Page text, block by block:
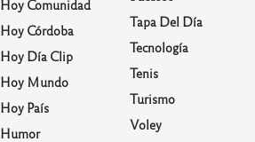
Hoy Comunidad
Hoy Córdoba
Hoy Día Clip
Hoy Mundo
Hoy País
Humor
Tapa Del Día
Tecnología
Tenis
Turismo
Voley